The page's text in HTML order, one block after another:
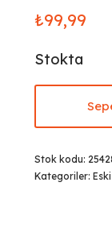
₺99,99
Stokta
Stok kodu:
Kategoriler: